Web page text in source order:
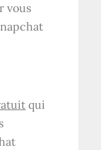
vous
qui